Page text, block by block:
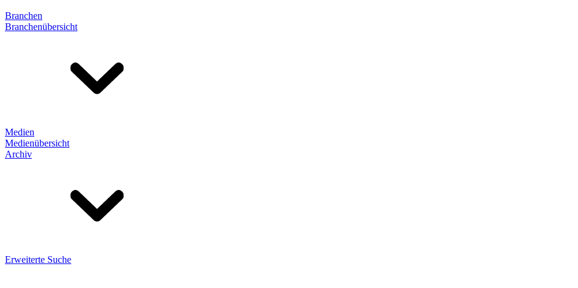
Branchen
Branchenübersicht
Medien
Medienübersicht
Archiv
Erweiterte Suche